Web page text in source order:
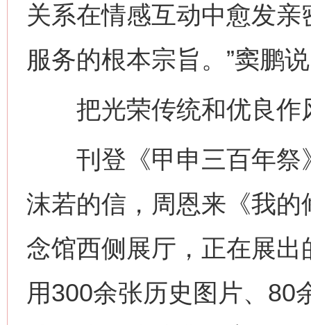
关系在情感互动中愈发
服务的根本宗旨。”窦鹏
把光荣传统和优良作
刊登《甲申三百年祭
沫若的信，周恩来《我
念馆西侧展厅，正在展出
用300余张历史图片、80